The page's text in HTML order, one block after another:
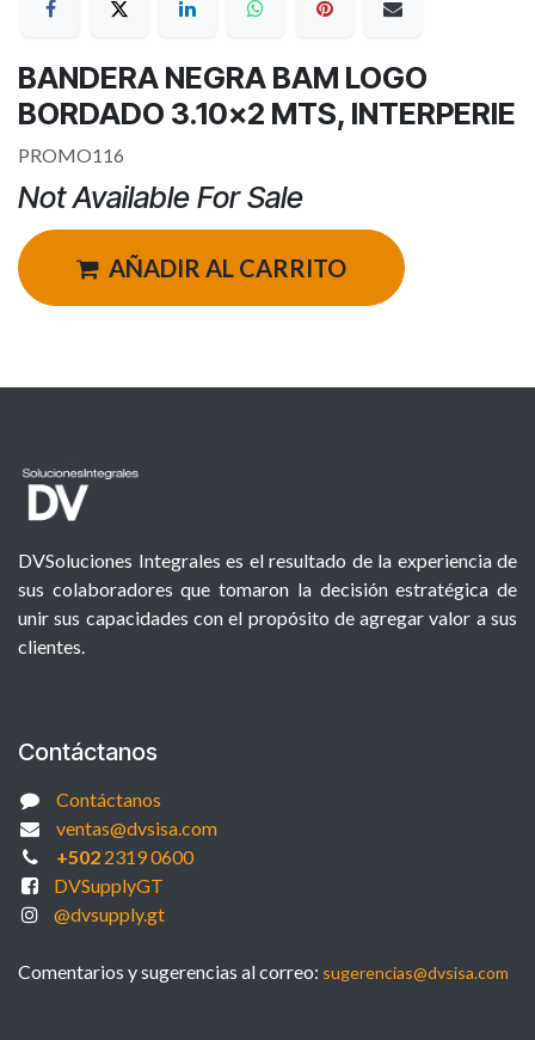
BANDERA NEGRA BAM LOGO
BORDADO 3.10x2 MTS, INTERPERIE
PROMO116
Not Available For Sale
AÑADIR AL CARRITO
DVSoluciones Integrales es el resultado de la experiencia de
sus colaboradores que tomaron la decisión estratégica de
unir sus capacidades con el propósito de agregar valor a sus
clientes.
Contáctanos
Contáctanos
ventas@dvsisa.com
+5022319 0600
DVSupplyGT
@dvsupply.gt
Comentarios y sugerencias al correo: sugerencias@dvsisa.com